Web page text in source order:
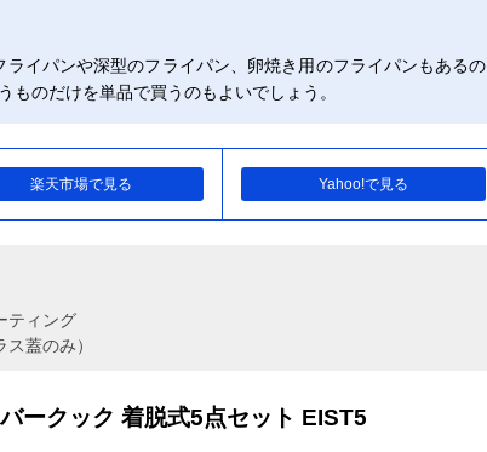
イパンや深型のフライパン、卵焼き用のフライパンもあるの
ものだけを単品で買うのもよいでしょう。
楽天市場で見る Yahoo!で見る
ティング
蓋のみ）
ークック 着脱式5点セット EIST5